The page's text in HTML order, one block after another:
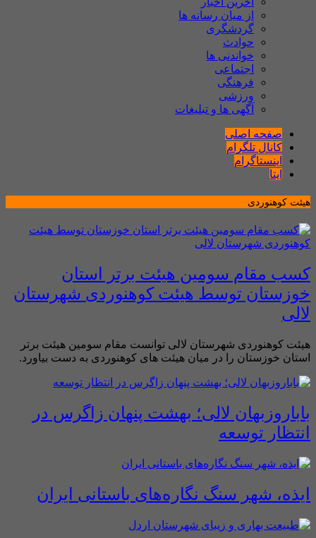
از میان رسانه ها
گردشگری
حوادث
خواندنی ها
اجتماعی
فرهنگی
ورزشی
آگهی ها و تبلیغات
صفحه اصلی
کانال تلگرام
اینستاگرام
ایتا
هیئت کوهنوردی
کسب مقام سومین هیئت برتر استان
خوزستان توسط هیئت کوهنوردی شهرستان
لالی
هیئت کوهنوردی شهرستان لالی توانست مقام سومین هیئت برتر
استان خوزستان را در میان هیئت های کوهنوردی به دست بیاورد.
باباروزبهان لالی؛ بهشت پنهان زاگرس در
انتظار توسعه
ایذه، شهر سنگ نگاره‌های باستانی ایران